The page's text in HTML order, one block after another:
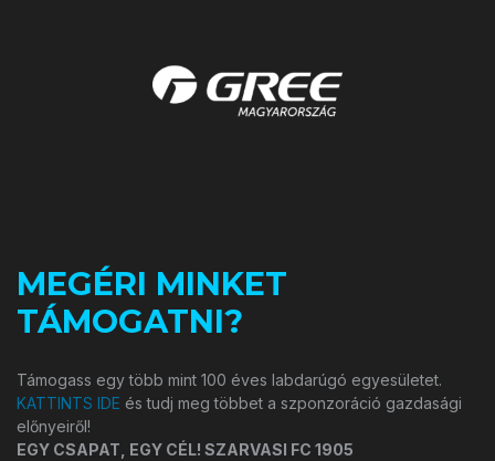
MEGÉRI MINKET
TÁMOGATNI?
Támogass egy több mint 100 éves labdarúgó egyesületet.
KATTINTS IDE és tudj meg többet a szponzoráció gazdasági
előnyeiről!
EGY CSAPAT, EGY CÉL! SZARVASI FC 1905